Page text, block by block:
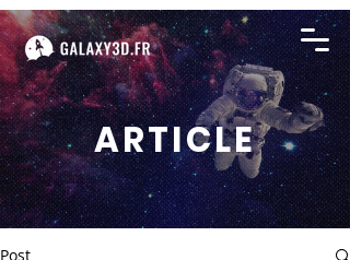
ARTICLE
Post